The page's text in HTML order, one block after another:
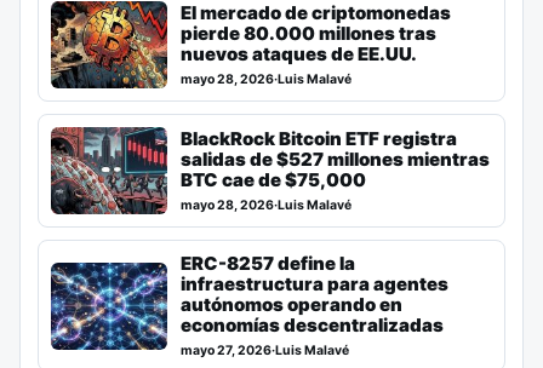
El mercado de criptomonedas
pierde 80.000 millones tras
nuevos ataques de EE.UU.
mayo 28, 2026·Luis Malavé
BlackRock Bitcoin ETF registra
salidas de $527 millones mientras
BTC cae de $75,000
mayo 28, 2026·Luis Malavé
ERC-8257 define la
infraestructura para agentes
autónomos operando en
economías descentralizadas
mayo 27, 2026·Luis Malavé